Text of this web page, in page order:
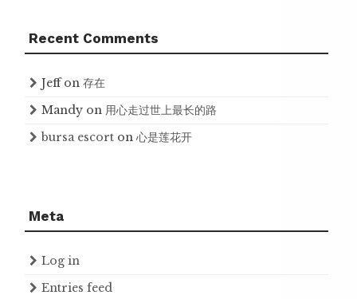
Recent Comments
Jeffon 存在
Mandy on 用心走过世上最长的路
bursa escort on 心是莲花开
Meta
Log in
Entries feed